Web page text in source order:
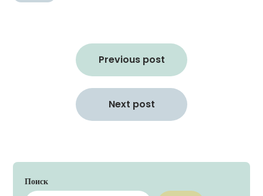
Previous post
Next post
Поиск